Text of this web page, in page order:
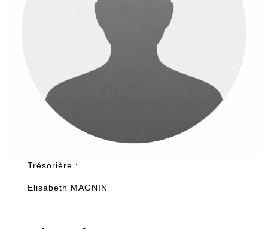
Trésorière :
Elisabeth MAGNIN